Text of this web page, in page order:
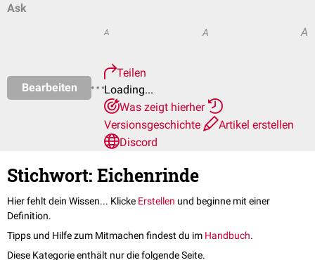
Ask
Bearbeiten
A A A
Teilen
Loading...
Was zeigt hierher
Versionsgeschichte
Artikel erstellen
Discord
Stichwort: Eichenrinde
Hier fehlt dein Wissen... Klicke Erstellen und beginne mit einer
Definition.
Tipps und Hilfe zum Mitmachen findest du im Handbuch.
Diese Kategorie enthält nur die folgende Seite.